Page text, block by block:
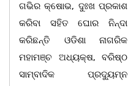
ଗଭିର କ୍ଷୋଭ, ଦୁଃଖ ପ୍ରକାଶ
କରିବା ସହିତ ଘୋର ନିନ୍ଦା
କରିଛନ୍ତି ଓଡିଶା ନାଗରିକ
ମହାମଞ୍ଚ ଅଧ୍ୟକ୍ଷ, ବରିଷ୍ଠ
ସାମ୍ବାଦିକ ପ୍ରଦ୍ୟୁମ୍ନ